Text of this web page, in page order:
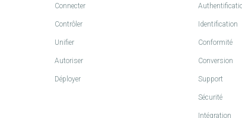
Connecter
Contrôler
Unifier
Autoriser
Déployer
Identification
Conformité
Conversion
Support
Sécurité
Intégration